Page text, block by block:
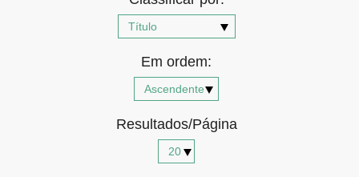
Em ordem:
Resultados/Página